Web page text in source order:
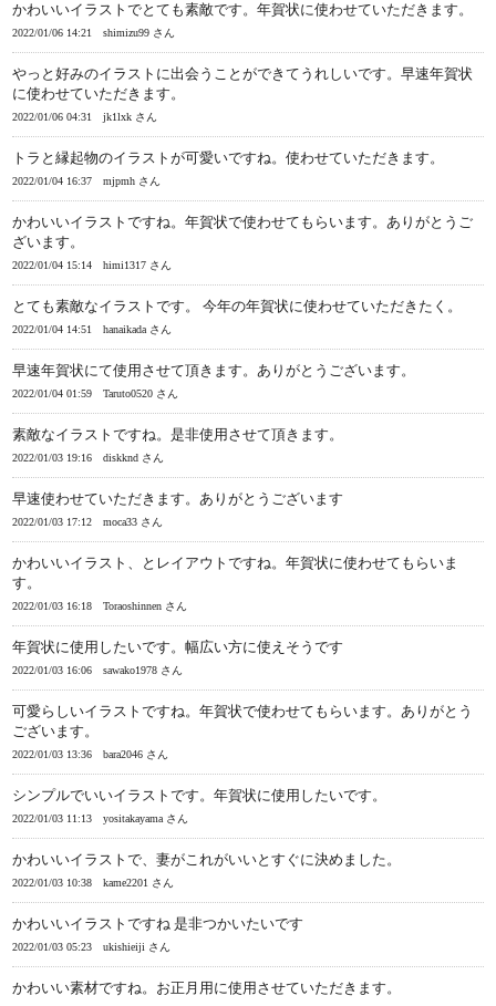
かわいいイラストでとても素敵です。年賀状に使わせていただきます。
2022/01/06 14:21 shimizu99 さん
やっと好みのイラストに出会うことができてうれしいです。早速年賀状
に使わせていただきます。
2022/01/06 04:31 jk1lxk さん
トラと縁起物のイラストが可愛いですね。使わせていただきます。
2022/01/04 16:37 mjpmh さん
かわいいイラストですね。年賀状で使わせてもらいます。ありがとうご
ざいます。
2022/01/04 15:14 himi1317 さん
とても素敵なイラストです。 今年の年賀状に使わせていただきたく。
2022/01/04 14:51 hanaikada さん
早速年賀状にて使用させて頂きます。ありがとうございます。
2022/01/04 01:59 Taruto0520 さん
素敵なイラストですね。是非使用させて頂きます。
2022/01/03 19:16 diskknd さん
早速使わせていただきます。ありがとうございます
2022/01/03 17:12 moca33 さん
かわいいイラスト、とレイアウトですね。年賀状に使わせてもらいま
す。
2022/01/03 16:18 Toraoshinnen さん
年賀状に使用したいです。幅広い方に使えそうです
2022/01/03 16:06 sawako1978 さん
可愛らしいイラストですね。年賀状で使わせてもらいます。ありがとう
ございます。
2022/01/03 13:36 bara2046 さん
シンプルでいいイラストです。年賀状に使用したいです。
2022/01/03 11:13 yositakayama さん
かわいいイラストで、妻がこれがいいとすぐに決めました。
2022/01/03 10:38 kame2201 さん
かわいいイラストですね 是非つかいたいです
2022/01/03 05:23 ukishieiji さん
かわいい素材ですね。お正月用に使用させていただきます。